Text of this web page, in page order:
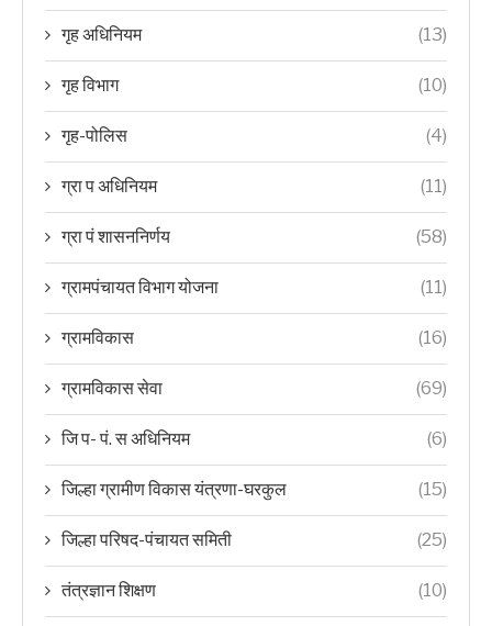
गृह अधिनियम (13)
गृह विभाग (10)
गृह-पोलिस (4)
ग्रा प अधिनियम (11)
ग्रा पं शासननिर्णय (58)
ग्रामपंचायत विभाग योजना (11)
ग्रामविकास (16)
ग्रामविकास सेवा (69)
जि प- पं. स अधिनियम (6)
जिल्हा ग्रामीण विकास यंत्रणा-घरकुल (15)
जिल्हा परिषद-पंचायत समिती (25)
तंत्रज्ञान शिक्षण (10)